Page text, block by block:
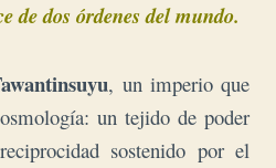
de dos órdenes del mundo.
, un imperio que
un tejido de poder
sostenido por el